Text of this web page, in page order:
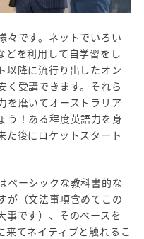
々です。ネットでいろい
どを利用して自学習をし
以降に流行り出したオン
く受講できます。それら
を磨いてオーストラリア
う！ある程度英語力を身
た後にロケットスタート
ベーシックな教科書的な
が（文法事項含めてこの
事です）、そのベースを
来てネイティブと触れるこ